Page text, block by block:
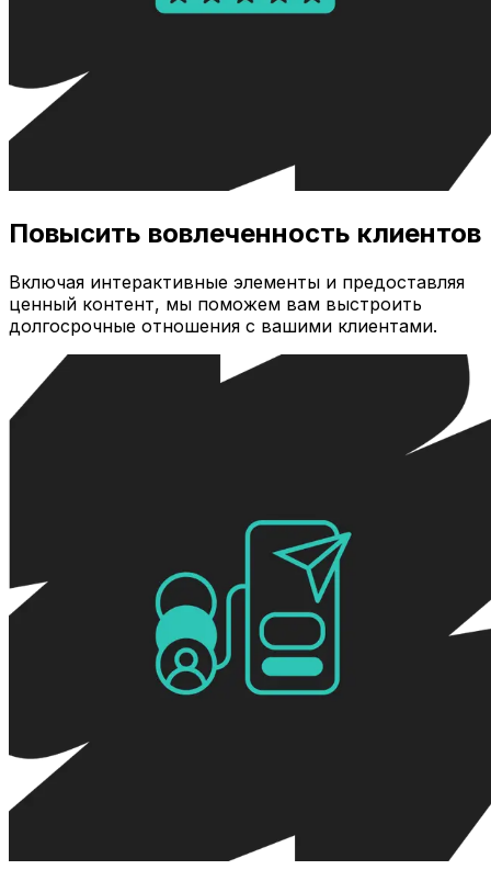
Повысить вовлеченность клиентов
Включая интерактивные элементы и предоставляя
ценный контент, мы поможем вам выстроить
долгосрочные отношения с вашими клиентами.